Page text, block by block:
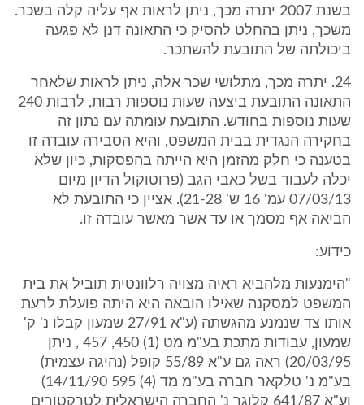
בשנת 2007 יתרה מכך, ניתן לראות אף עליה קלה בשכר.
משכך, ניתן בהחלט להסיק כי התאונה דנן לא פגעה
ביכולתה של התובעת להשתכר.
24. יתרה מכך, מתלושי שכר אלה, ניתן לראות שלאחר
התאונה התובעת ביצעה שעות נוספות רבות, לרבות 240
שעות נוספות בחודש. התובעת עומתה עם נתון זה
בחקירה הנגדית בבית המשפט, והיא הסבירה עובדה זו
בטענה כי חלק מהזמן היא הייתה בהפסקות, כיון שלא
יכלה לעבוד בשל כאבי הגב (פרוטוקול הדיון מיום
07/03/13 עמ' 16 ש' 21-28). אציין כי התובעת לא
הביאה אף מסמך או עד אשר מאשר עובדה זו.
כידוע:
"הימנעות מלהביא ראיה מצויה רלוונטית תוביל את בית
המשפט למסקנה שאילו הובאה היא היתה פועלת לרעת
אותו צד שנמנע מהגשתה (ע"א 27/91 שמעון קבלו נ' ק'
שמעון, עבודות מתכת בע"מ מט (1) 450, 457 , ניתן
20/03/95) ראה גם ע"א 55/89 קופל (נהיגה עצמית)
בע"מ נ' טלקאר חברה בע"מ מד (4) 595 14/11/90)
וע"א 641/87 קלוגר נ' החברה הישראלית לטרקטורים